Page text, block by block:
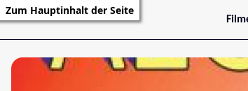
Zum Hauptinhalt der Seite